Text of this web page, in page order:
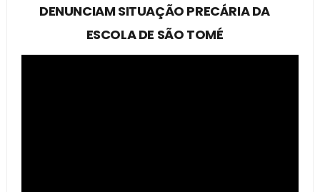
DENUNCIAM SITUAÇÃO PRECÁRIA DA
ESCOLA DE SÃO TOMÉ